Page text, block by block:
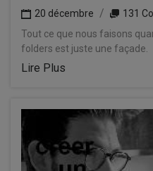
20 décembre
131
Tout ce que nous faisons
folders est juste une façade.
Lire Plus